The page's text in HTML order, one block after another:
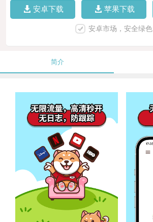
安卓下载 苹果下载
安卓市场，安全绿色
简介